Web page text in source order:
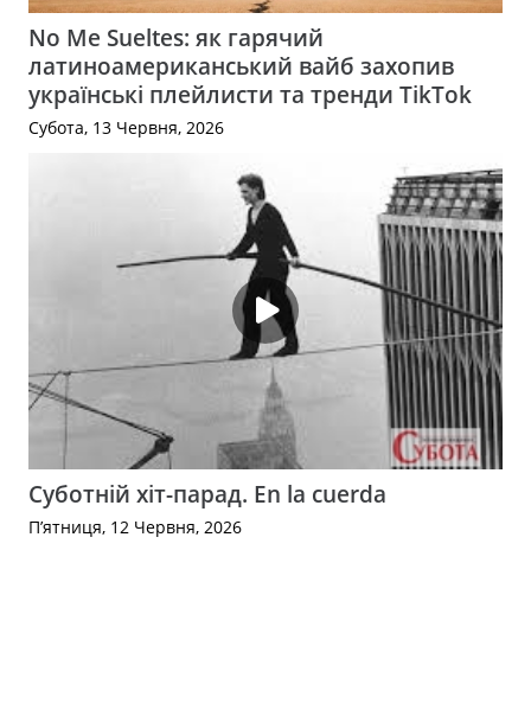
No Me Sueltes: як гарячий
латиноамериканський вайб захопив
українські плейлисти та тренди TikTok
Субота, 13 Червня, 2026
Суботній хіт-парад. En la cuerda
П’ятниця, 12 Червня, 2026